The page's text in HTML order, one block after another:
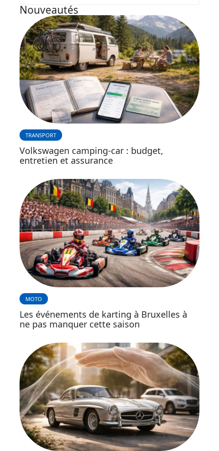
Nouveautés
TRANSPORT
Volkswagen camping-car : budget,
entretien et assurance
MOTO
Les événements de karting à Bruxelles à
ne pas manquer cette saison